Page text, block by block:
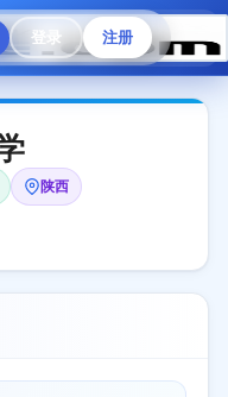
登录 注册
招聘中心 会员专区
陕西